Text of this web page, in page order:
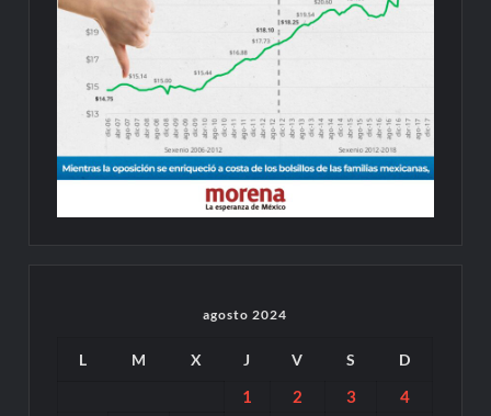
agosto 2024
L M X J V S D
1 2 3
4